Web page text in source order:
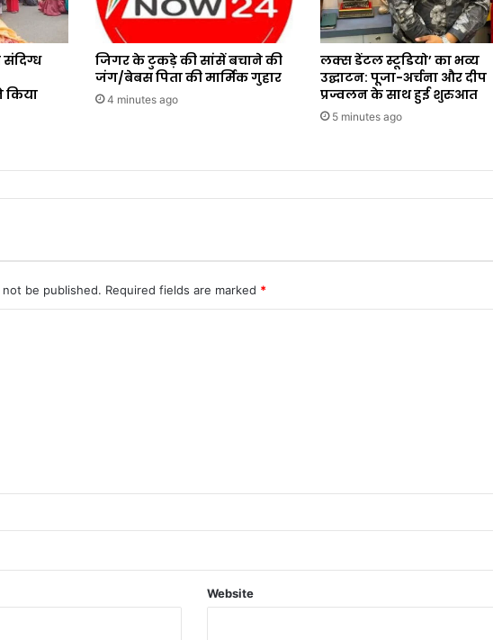
किया
जिगर के टुकड़े की सांसें बचाने की
जंग/बेबस पिता की मार्मिक गुहार
4 minutes ago
लक्स डेंटल स्टूडियो’ का भव्य
उद्घाटन: पूजा-अर्चना और दीप
प्रज्वलन के साथ हुई शुरुआत
5 minutes ago
be published. Required fields are marked *
Website